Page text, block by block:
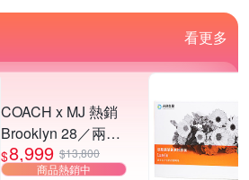
看更多
COACH x MJ 熱銷
Brooklyn 28／兩用
／斜背包均一價-多
$8,999 $13,800
商品熱銷中